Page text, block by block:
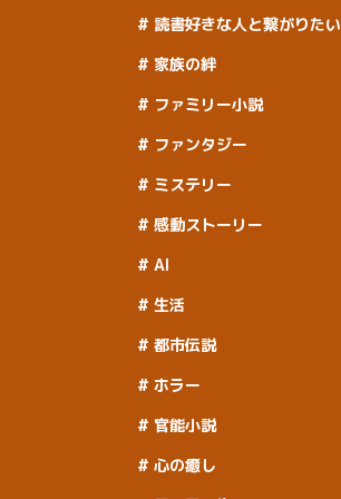
読書好きな人と繋がりたい
家族の絆
ファミリー小説
ファンタジー
ミステリー
感動ストーリー
AI
生活
都市伝説
ホラー
官能小説
心の癒し